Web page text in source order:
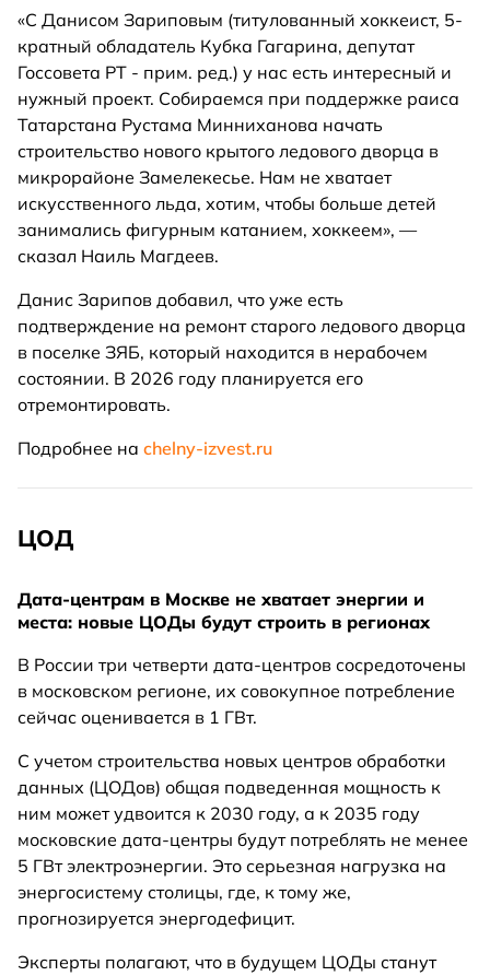
«С Данисом Зариповым (титулованный хоккеист, 5-
кратный обладатель Кубка Гагарина, депутат
Госсовета РТ - прим. ред.) у нас есть интересный и
нужный проект. Собираемся при поддержке раиса
Татарстана Рустама Минниханова начать
строительство нового крытого ледового дворца в
микрорайоне Замелекесье. Нам не хватает
искусственного льда, хотим, чтобы больше детей
занимались фигурным катанием, хоккеем», —
сказал Наиль Магдеев.
Данис Зарипов добавил, что уже есть
подтверждение на ремонт старого ледового дворца
в поселке ЗЯБ, который находится в нерабочем
состоянии. В 2026 году планируется его
отремонтировать.
Подробнее на chelny-izvest.ru
ЦОД
Дата-центрам в Москве не хватает энергии и
места: новые ЦОДы будут строить в регионах
В России три четверти дата-центров сосредоточены
в московском регионе, их совокупное потребление
сейчас оценивается в 1 ГВт.
С учетом строительства новых центров обработки
данных (ЦОДов) общая подведенная мощность к
ним может удвоится к 2030 году, а к 2035 году
московские дата-центры будут потреблять не менее
5 ГВт электроэнергии. Это серьезная нагрузка на
энергосистему столицы, где, к тому же,
прогнозируется энергодефицит.
Эксперты полагают, что в будущем ЦОДы станут